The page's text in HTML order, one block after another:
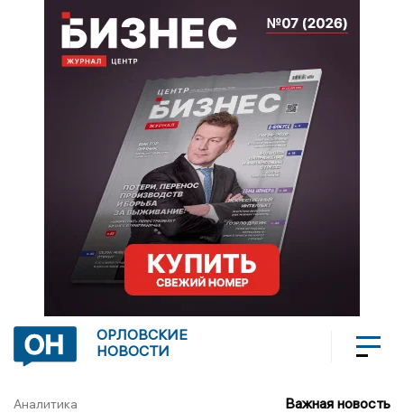
ОРЛОВСКИЕ
НОВОСТИ
Аналитика Важная новость